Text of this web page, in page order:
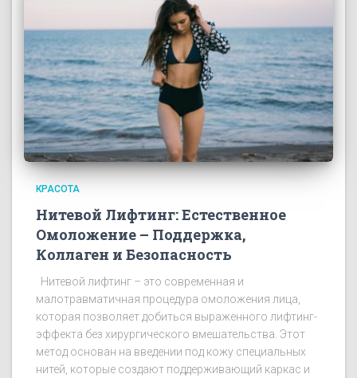
КРАСОТА
Нитевой Лифтинг: Естественное
Омоложение – Поддержка,
Коллаген и Безопасность
Нитевой лифтинг – это современная и
малотравматичная процедура омоложения лица,
которая позволяет добиться выраженного лифтинг-
эффекта без хирургического вмешательства. Этот
метод основан на введении под кожу специальных
нитей, которые создают поддерживающий каркас и